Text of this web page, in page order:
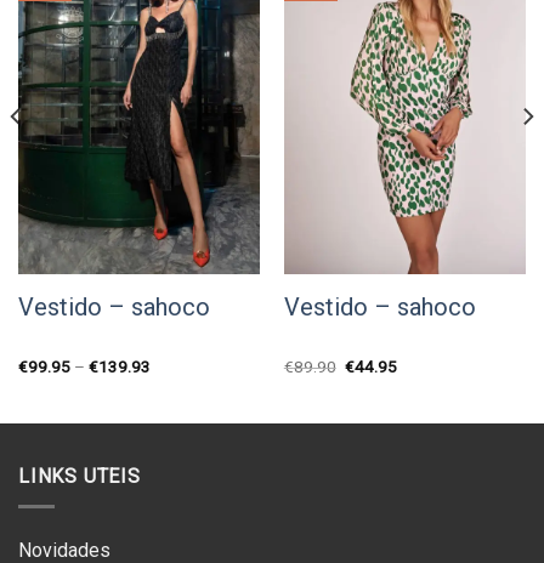
Vestido – sahoco
€99.95– €139.93
Vestido – sahoco
€89.90 O
€89.90.
€44.95O
€44.95.
LINKS UTEIS
Novidades